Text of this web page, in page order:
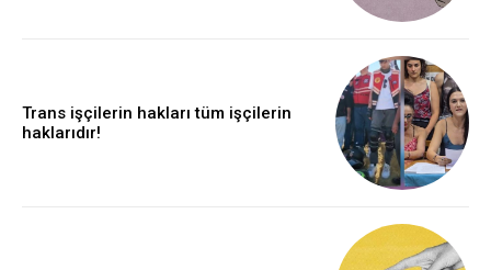
Trans işçilerin hakları tüm işçilerin
haklarıdır!